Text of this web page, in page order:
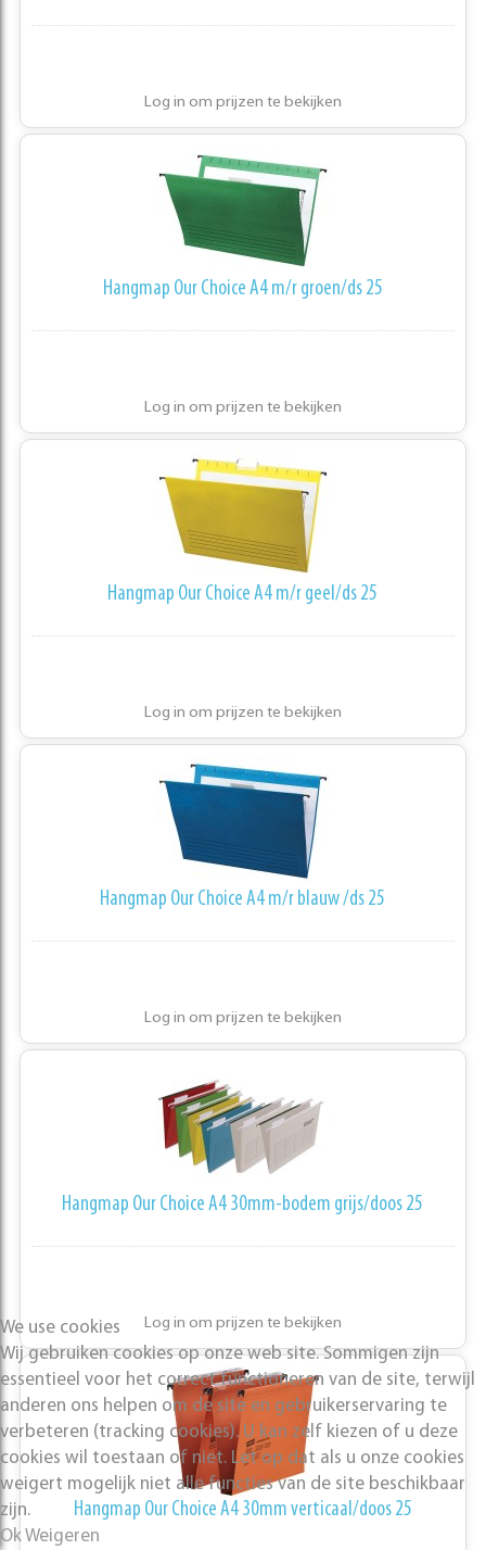
Log in om prijzen te bekijken
Hangmap Our Choice A4 m/r groen/ds 25
Log in om prijzen te bekijken
Hangmap Our Choice A4 m/r geel/ds 25
Log in om prijzen te bekijken
Hangmap Our Choice A4 m/r blauw /ds 25
Log in om prijzen te bekijken
Hangmap Our Choice A4 30mm-bodem grijs/doos 25
Log in om prijzen te bekijken
Hangmap Our Choice A4 30mm verticaal/doos 25
We use cookies
Wij gebruiken cookies op onze web site. Sommigen zijn
essentieel voor het correct functioneren van de site, terwijl
anderen ons helpen om de site en gebruikerservaring te
verbeteren (tracking cookies). U kan zelf kiezen of u deze
cookies wil toestaan of niet. Let op dat als u onze cookies
weigert mogelijk niet alle functies van de site beschikbaar
zijn.
OkWeigeren